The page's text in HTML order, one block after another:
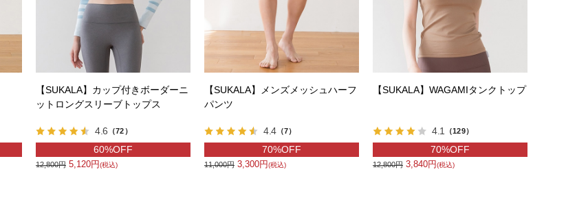
【SUKALA】カップ付きボーダーニ
ットロングスリーブトップス
4.6 （72）
60%OFF
12,800円 5,120円(税込)
【SUKALA】メンズメッシュハーフ
パンツ
4.4 （7）
70%OFF
11,000円 3,300円(税込)
【SUKALA】WAGAMIタンクトップ
4.1 （129）
70%OFF
12,800円 3,840円(税込)